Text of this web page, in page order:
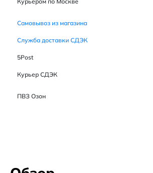
Самовывоз из магазина
Служба доставки СДЭК
5Post
Курьер СДЭК
ПВЗ Озон